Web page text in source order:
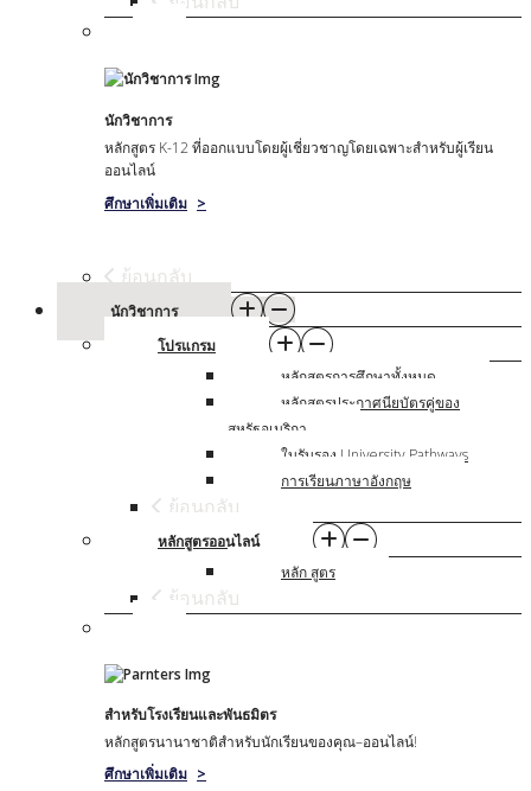
นักวิชาการ
หลักสูตร K-12 ที่ออกแบบโดยผู้เชี่ยวชาญโดยเฉพาะสําหรับผู้เรียน
ออนไลน์
ศึกษาเพิ่มเติม >
ย้อนกลับ
นักวิชาการ
โปรแกรม
หลักสูตรการศึกษาทั้งหมด
หลักสูตรประกาศนียบัตรคู่ของ
สหรัฐอเมริกา
ใบรับรอง University Pathways
การเรียนภาษาอังกฤษ
ย้อนกลับ
หลักสูตรออนไลน์
หลัก สูตร
ย้อนกลับ
สําหรับโรงเรียนและพันธมิตร
หลักสูตรนานาชาติสําหรับนักเรียนของคุณ–ออนไลน์!
ศึกษาเพิ่มเติม >